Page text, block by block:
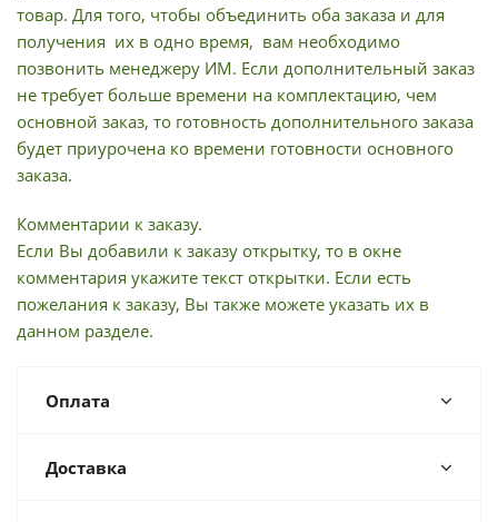
товар. Для того, чтобы объединить оба заказа и для
получения их в одно время, вам необходимо
позвонить менеджеру ИМ. Если дополнительный заказ
не требует больше времени на комплектацию, чем
основной заказ, то готовность дополнительного заказа
будет приурочена ко времени готовности основного
заказа.
Комментарии к заказу.
Если Вы добавили к заказу открытку, то в окне
комментария укажите текст открытки. Если есть
пожелания к заказу, Вы также можете указать их в
данном разделе.
Оплата
Доставка